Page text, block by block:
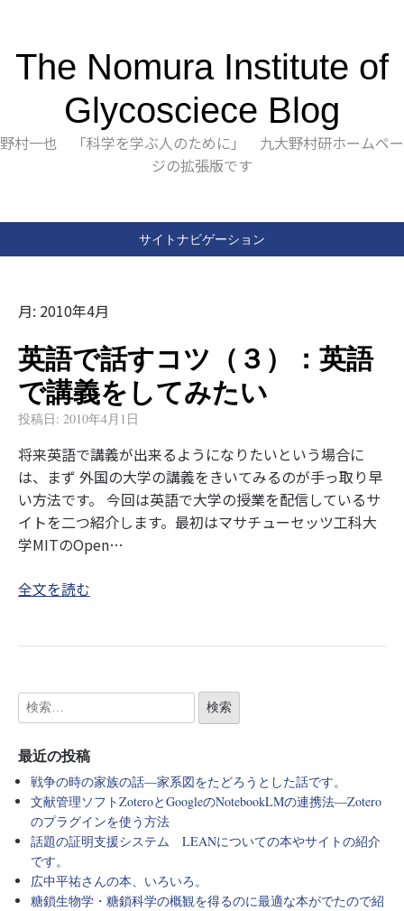
The Nomura Institute of
Glycosciece Blog
野村一也 「科学を学ぶ人のために」 九大野村研ホームペー
ジの拡張版です
サイトナビゲーション
月: 2010年4月
英語で話すコツ（３）：英語
で講義をしてみたい
投稿日: 2010年4月1日
将来英語で講義が出来るようになりたいという場合に
は、まず 外国の大学の講義をきいてみるのが手っ取り早
い方法です。 今回は英語で大学の授業を配信しているサ
イトを二つ紹介します。最初はマサチューセッツ工科大
学MITのOpen…
全文を読む
最近の投稿
戦争の時の家族の話―家系図をたどろうとした話です。
文献管理ソフトZoteroとGoogleのNotebookLMの連携法―Zotero
のプラグインを使う方法
話題の証明支援システム LEANについての本やサイトの紹介
です。
広中平祐さんの本、いろいろ。
糖鎖生物学・糖鎖科学の概観を得るのに最適な本がでたので紹